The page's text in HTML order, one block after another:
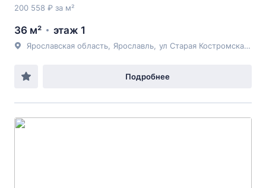
200 558 ₽ за м²
36 м² этаж 1
Ярославская область Ярославль ул Старая Костромская , 6
Подробнее